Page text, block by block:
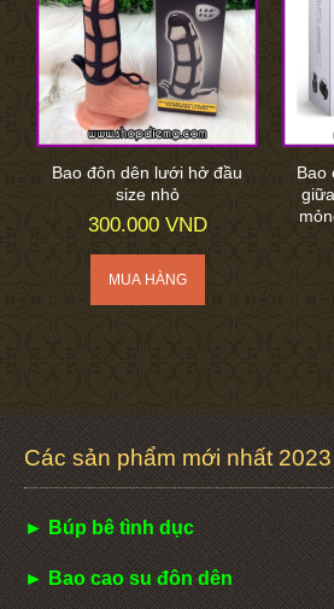
Bao đôn dên lưới hở đầu
size nhỏ
300.000 VND
Bao
Các sản phẩm mới nhất 2023
► Búp bê tình dục
► Bao cao su đôn dên